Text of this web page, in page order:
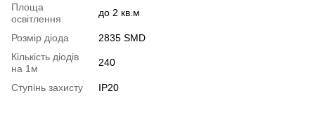
Площа
освітлення
до 2 кв.м
Розмір діода
2835 SMD
Кількість діодів
на 1м
240
Ступінь захисту IP20